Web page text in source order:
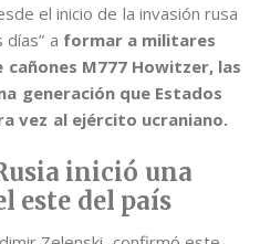
el inicio de la invasión rusa
a formar a militares
cañones M777 Howitzer, las
generación que Estados
vez al ejército ucraniano.
inició una
este del país